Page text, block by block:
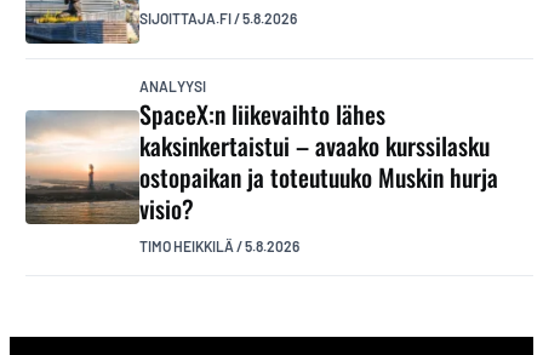
SIJOITTAJA.FI/5.8.2026
ANALYYSI
SpaceX:n liikevaihto lähes
kaksinkertaistui – avaako kurssilasku
ostopaikan ja toteutuuko Muskin hurja
visio?
TIMO HEIKKILÄ /5.8.2026